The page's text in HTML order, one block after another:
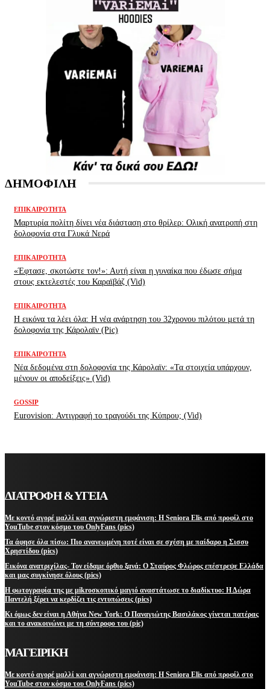
ΔΗΜΟΦΙΛΗ
ΕΠΙΚΑΙΡΌΤΗΤΑ
Μαρτυρία πολίτη δίνει νέα διάσταση στο θρίλερ: Ολική ανατροπή στη
δολοφονία στα Γλυκά Νερά
ΕΠΙΚΑΙΡΌΤΗΤΑ
«Έφτασε, σκοτώστε τον!»: Αυτή είναι η γυναίκα που έδωσε σήμα
στους εκτελεστές του Καραϊβάζ (Vid)
ΕΠΙΚΑΙΡΌΤΗΤΑ
H εικόνα τα λέει όλα: H νέα ανάρτηση του 32χρονου πιλότου μετά τη
δολοφονία της Κάρολαϊν (Pic)
ΕΠΙΚΑΙΡΌΤΗΤΑ
Νέα δεδομένα στη δολοφονία της Κάρολαϊν: «Τα στοιχεία υπάρχουν,
μένουν οι αποδείξεις» (Vid)
GOSSIP
Eurovision: Αντιγραφή το τραγούδι της Κύπρου; (Vid)
ΔΙΑΤΡΟΦΗ & ΥΓΕΙΑ
Με κοντό αγορέ μαλλί και αγνώριστη εμφάνιση: Η Seniora Elis από προφίλ στο
YouTube στον κόσμο του OnlyFans (pics)
Τα άφησε όλα πίσω: Πιο ανανεωμένη ποτέ είναι σε σχέση με παίδαρο η Σισσυ
Χρηστίδου (pics)
Εικόνα ανατριχίλας- Τον είδαμε όρθιο ξανά: Ο Σταύρος Φλώρος επέστρεψε Ελλάδα
και μας συγκίνησε όλους (pics)
Η φωτογραφία της με μikroσκοπικό μαγιό αναστάτωσε το διαδίκτυο: Η Δώρα
Παντελή ξέρει να κερδίζει τις εντυπώσεις (pics)
Κι όμως δεν είναι η Αθήνα New York: Ο Παναγιώτης Βασιλάκος γίνεται πατέρας
και το ανακοινώνει με τη σύντροφο του (pic)
ΜΑΓΕΙΡΙΚΗ
Με κοντό αγορέ μαλλί και αγνώριστη εμφάνιση: Η Seniora Elis από προφίλ στο
YouTube στον κόσμο του OnlyFans (pics)